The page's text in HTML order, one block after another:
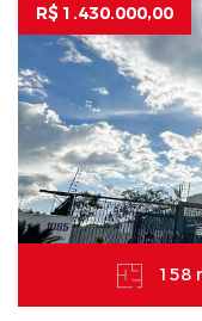
R$ 1.430.000,00
158